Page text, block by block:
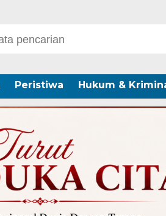
Peristiwa Hukum &